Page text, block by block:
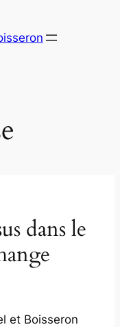
dans le
et Boisseron